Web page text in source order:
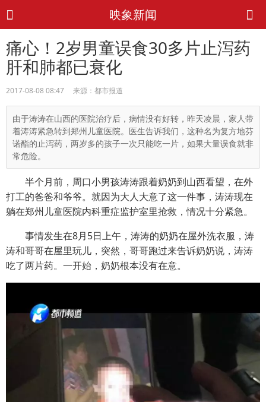
映象新闻
痛心！2岁男童误食30多片止泻药
肝和肺都已衰化
2017-08-08 08:47 来源：都市报道
由于涛涛在山西的医院治疗后，病情没有好转，昨天凌晨，家人带
着涛涛紧急转到郑州儿童医院。医生告诉我们，这种名为复方地芬
诺酯的止泻药，两岁多的孩子一次只能吃一片，如果大量误食就非
常危险。
半个月前，周口小男孩涛涛跟着奶奶到山西看望，在外
打工的爸爸和爷爷。就因为大人大意了这一件事，涛涛现在
躺在郑州儿童医院内科重症监护室里抢救，情况十分紧急。
事情发生在8月5日上午，涛涛的奶奶在屋外洗衣服，涛
涛和哥哥在屋里玩儿，突然，哥哥跑过来告诉奶奶说，涛涛
吃了两片药。一开始，奶奶根本没有在意。